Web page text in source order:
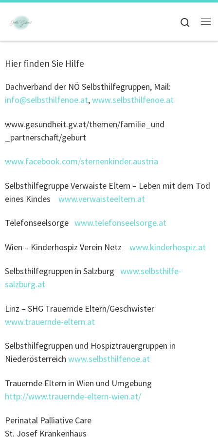
Search
Hier finden Sie Hilfe
Dachverband der NÖ Selbsthilfegruppen, Mail:
info@selbsthilfenoe.at,www.selbsthilfenoe.at
www.gesundheit.gv.at/themen/familie_und
_partnerschaft/geburt
www.facebook.com/sternenkinder.austria
Selbsthilfegruppe Verwaiste Eltern – Leben mit dem Tod
eines Kindes www.verwaisteeltern.at
Telefonseelsorge www.telefonseelsorge.at
Wien – Kinderhospiz Verein Netz www.kinderhospiz.at
Selbsthilfegruppen in Salzburg www.selbsthilfe-
salzburg.at
Linz – SHG Trauernde Eltern/Geschwister
www.trauernde-eltern.at
Selbsthilfegruppen und Hospiztrauergruppen in
Niederösterreich www.selbsthilfenoe.at
Trauernde Eltern in Wien und Umgebung
http://www.trauernde-eltern-wien.at/
Perinatal Palliative Care
St. Josef Krankenhaus